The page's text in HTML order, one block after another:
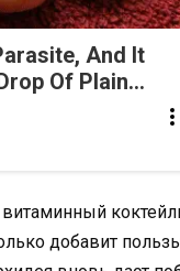
And It
Of Plain...
витаминный
добавит